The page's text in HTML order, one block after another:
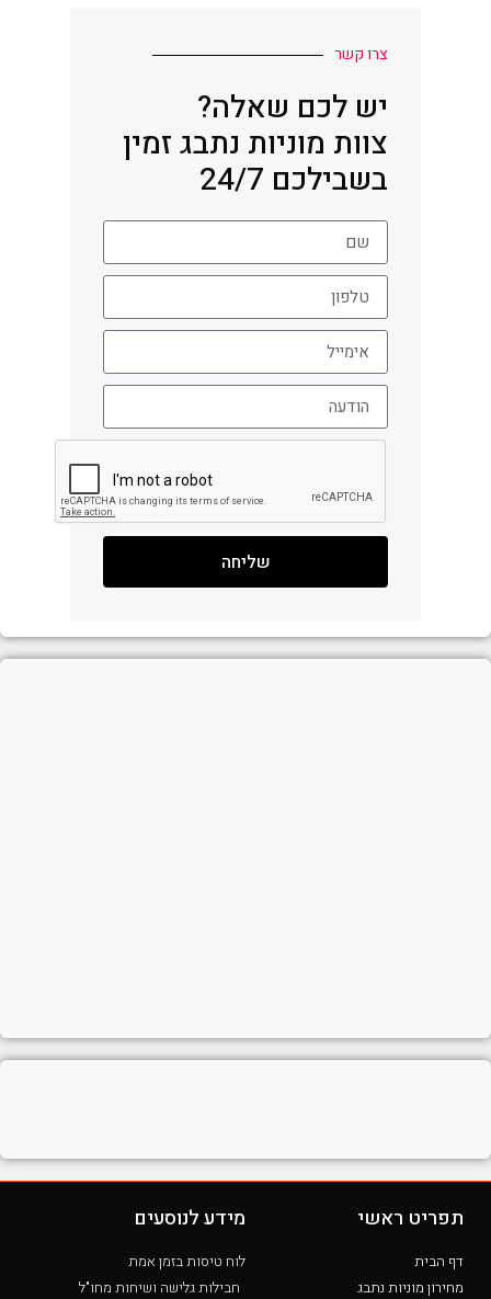
צרו קשר
יש לכם שאלה?
צוות מוניות נתבג זמין
בשבילכם 24/7
שליחה
תפריט ראשי
דף הבית
מחירון מוניות נתבג
מידע לנוסעים
לוח טיסות בזמן אמת
חבילות גלישה ושיחות מחו"ל